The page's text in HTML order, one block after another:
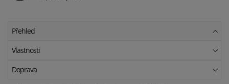
Přehled
Vlastnosti
Doprava